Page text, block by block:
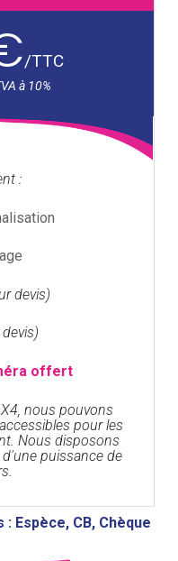
/TTC
:
devis)
offert
nous pouvons
pour les
Nous disposons
puissance de
Espèce, CB, Chèque